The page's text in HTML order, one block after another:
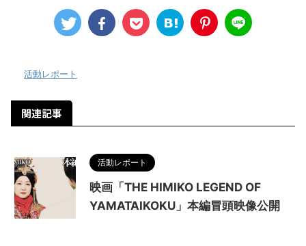
活動レポート
関連記事
活動レポート
映画「THE HIMIKO LEGEND OF
YAMATAIKOKU」本編冒頭映像公開